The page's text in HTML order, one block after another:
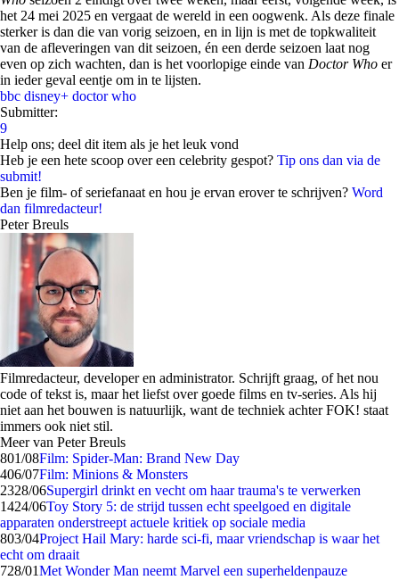
het 24 mei 2025 en vergaat de wereld in een oogwenk. Als deze finale
sterker is dan die van vorig seizoen, en in lijn is met de topkwaliteit
van de afleveringen van dit seizoen, én een derde seizoen laat nog
even op zich wachten, dan is het voorlopige einde van Doctor Who er
in ieder geval eentje om in te lijsten.
bbc disney+ doctor who
Submitter:
9
Help ons; deel dit item als je het leuk vond
Heb je een hete scoop over een celebrity gespot? Tip ons dan via de
submit!
Ben je film- of seriefanaat en hou je ervan erover te schrijven? Word
dan filmredacteur!
Peter Breuls
Filmredacteur, developer en administrator. Schrijft graag, of het nou
code of tekst is, maar het liefst over goede films en tv-series. Als hij
niet aan het bouwen is natuurlijk, want de techniek achter FOK! staat
immers ook niet stil.
Meer van Peter Breuls
801/08Film: Spider-Man: Brand New Day
406/07Film: Minions & Monsters
2328/06Supergirl drinkt en vecht om haar trauma's te verwerken
1424/06Toy Story 5: de strijd tussen echt speelgoed en digitale
apparaten onderstreept actuele kritiek op sociale media
803/04Project Hail Mary: harde sci-fi, maar vriendschap is waar het
echt om draait
728/01Met Wonder Man neemt Marvel een superheldenpauze